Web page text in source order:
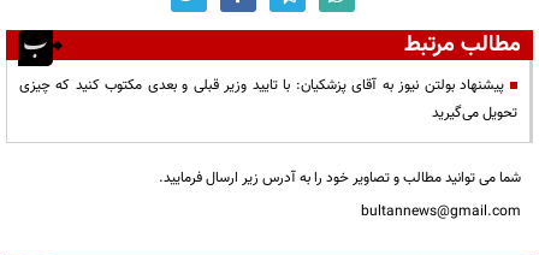
مطالب مرتبط
پیشنهاد بولتن نیوز به آقای پزشکیان: با تایید وزیر قبلی و بعدی مکتوب کنید که چیزی
تحویل می‌گیرید
شما می توانید مطالب و تصاویر خود را به آدرس زیر ارسال فرمایید.
bultannews@gmail.com